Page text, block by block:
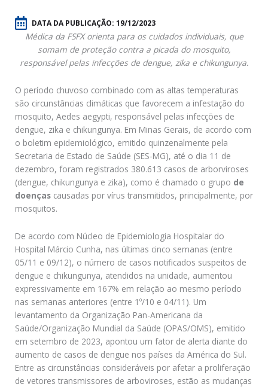
DATA DA PUBLICAÇÃO: 19/12/2023
Médica da FSFX orienta para os cuidados individuais, que
somam de proteção contra a picada do mosquito,
responsável pelas infecções de dengue, zika e chikungunya.
O período chuvoso combinado com as altas temperaturas
são circunstâncias climáticas que favorecem a infestação do
mosquito, Aedes aegypti, responsável pelas infecções de
dengue, zika e chikungunya. Em Minas Gerais, de acordo com
o boletim epidemiológico, emitido quinzenalmente pela
Secretaria de Estado de Saúde (SES-MG), até o dia 11 de
dezembro, foram registrados 380.613 casos de arborviroses
(dengue, chikungunya e zika), como é chamado o grupo de
doenças causadas por vírus transmitidos, principalmente, por
mosquitos.
De acordo com Núcleo de Epidemiologia Hospitalar do
Hospital Márcio Cunha, nas últimas cinco semanas (entre
05/11 e 09/12), o número de casos notificados suspeitos de
dengue e chikungunya, atendidos na unidade, aumentou
expressivamente em 167% em relação ao mesmo período
nas semanas anteriores (entre 1º/10 e 04/11). Um
levantamento da Organização Pan-Americana da
Saúde/Organização Mundial da Saúde (OPAS/OMS), emitido
em setembro de 2023, apontou um fator de alerta diante do
aumento de casos de dengue nos países da América do Sul.
Entre as circunstâncias consideráveis por afetar a proliferação
de vetores transmissores de arboviroses, estão as mudanças